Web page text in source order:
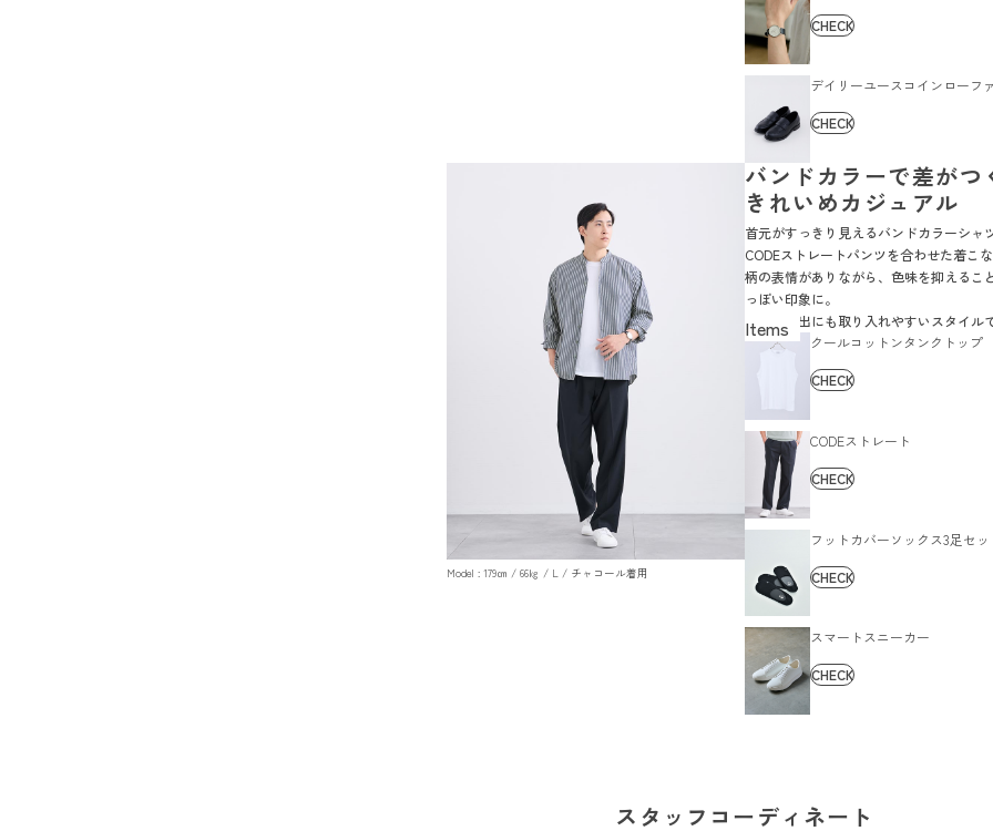
CHECK
デイリーユースコインローフ
CHECK
Model : 179㎝ / 66㎏ / L / チャコール着用
バンドカラーで差がつ
きれいめカジュアル
首元がすっきり見えるバンドカラーシャツ
CODEストレートパンツを合わせた着こな
柄の表情がありながら、色味を抑えるこ
っぽい印象に。
休日の外出にも取り入れやすいスタイル
クールコットンタンクトップ
CHECK
CODEストレート
CHECK
フットカバーソックス3足セッ
CHECK
スマートスニーカー
CHECK
スタッフコーディネート